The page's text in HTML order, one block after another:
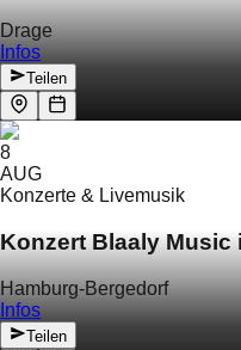
Drage
Infos
Teilen
8
AUG
Konzerte & Livemusik
Konzert Blaaly Music
Hamburg-Bergedorf
Infos
Teilen